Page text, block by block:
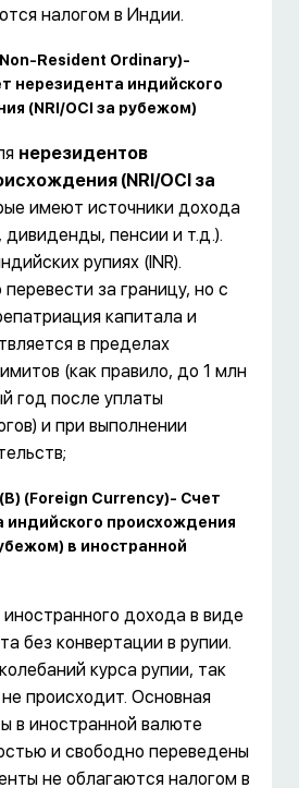
налогом в Индии.
Resident Ordinary)-
нерезидента индийского
(NRI/OCI за рубежом)
нерезидентов
(NRI/OCI за
имеют источники дохода
пенсии и т.д.).
рупиях (INR).
за границу, но с
капитала и
в пределах
(как правило, до 1 млн
год после уплаты
и при выполнении
(Foreign Currency)- Счет
индийского происхождения
в иностранной
дохода в виде
без конвертации в рупии.
курса рупии, так
происходит. Основная
в иностранной валюте
и свободно переведены
не облагаются налогом в